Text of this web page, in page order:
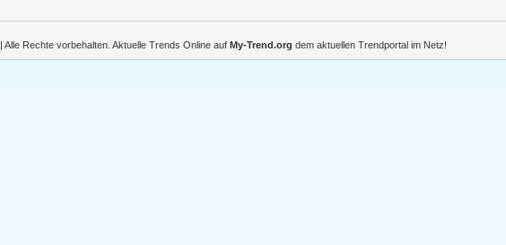
| Alle Rechte vorbehalten. Aktuelle Trends Online auf My-Trend.org dem aktuellen Trendportal im Netz!